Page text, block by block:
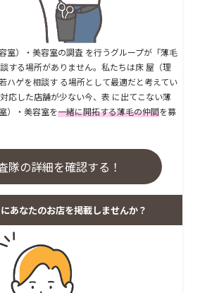
室）・美容室の調査 を行うグループが「薄毛
する場所がありません。私たちは床 屋（理
ハゲを相談す る場所として最適だと考えてい
応した店舗が少ない今、表 に出てこない薄
）・美容室を一緒に開拓する薄毛の仲間を募
隊の詳細を確認する！
あなたのお店を掲載しませんか？